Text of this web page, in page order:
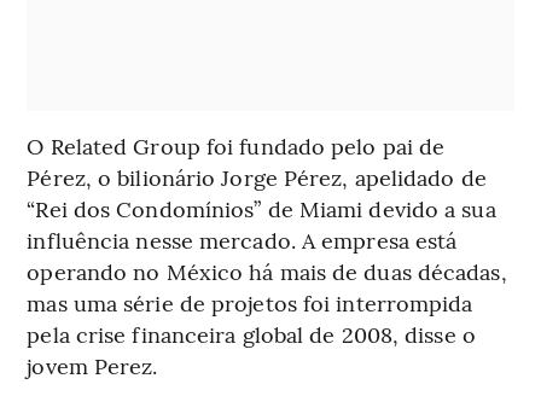
O Related Group foi fundado pelo pai de
Pérez, o bilionário Jorge Pérez, apelidado de
“Rei dos Condomínios” de Miami devido a sua
influência nesse mercado. A empresa está
operando no México há mais de duas décadas,
mas uma série de projetos foi interrompida
pela crise financeira global de 2008, disse o
jovem Perez.